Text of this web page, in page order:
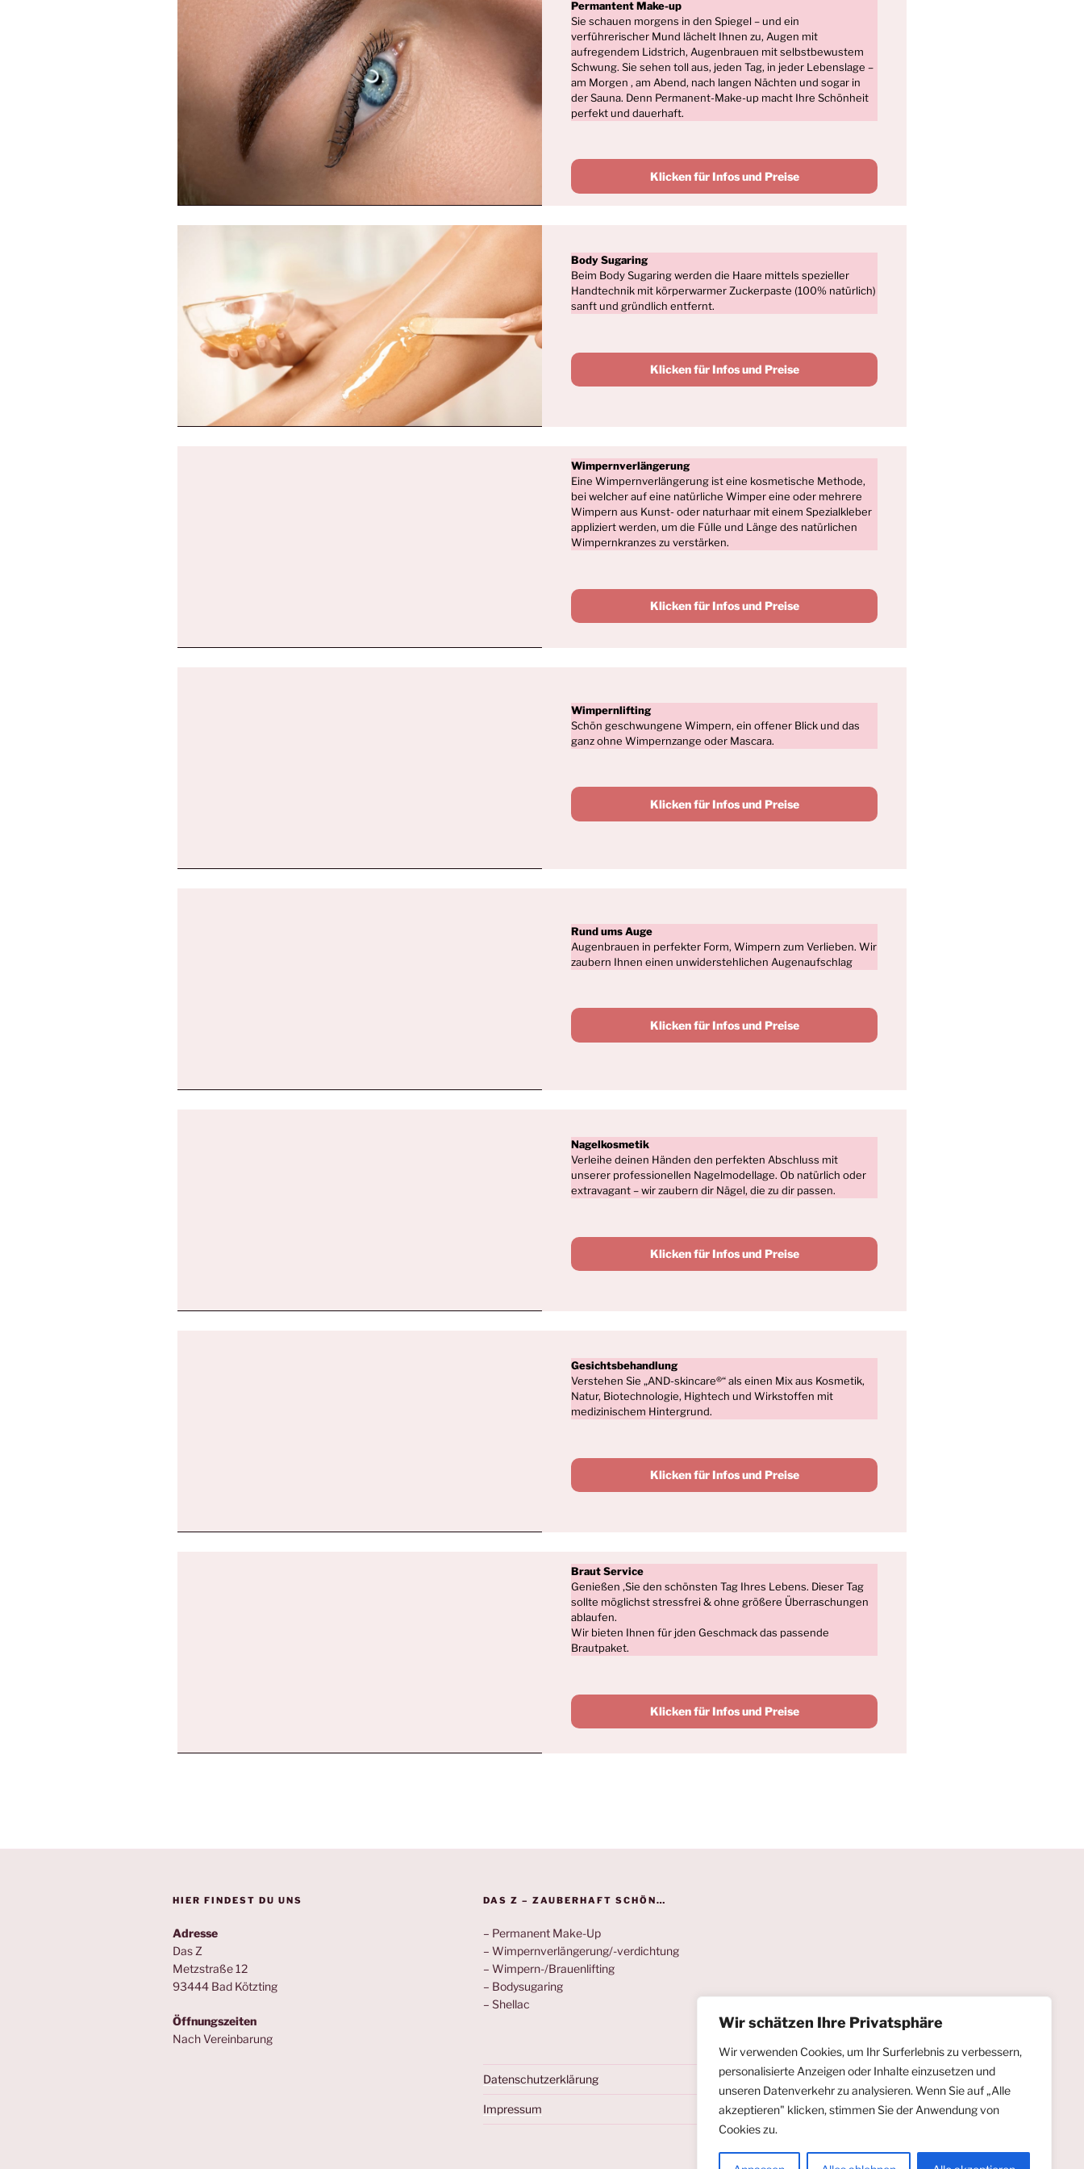
Wir schätzen Ihre Privatsphäre
Wir verwenden Cookies, um Ihr Surferlebnis zu verbessern,
personalisierte Anzeigen oder Inhalte einzusetzen und
unseren Datenverkehr zu analysieren. Wenn Sie auf „Alle
akzeptieren" klicken, stimmen Sie der Anwendung von
Cookies zu.
Permantent Make-up
Sie schauen morgens in den Spiegel – und ein
verführerischer Mund lächelt Ihnen zu, Augen mit
aufregendem Lidstrich, Augenbrauen mit selbstbewustem
Schwung. Sie sehen toll aus, jeden Tag, in jeder Lebenslage –
am Morgen , am Abend, nach langen Nächten und sogar in
der Sauna. Denn Permanent-Make-up macht Ihre Schönheit
perfekt und dauerhaft.
Klicken für Infos und Preise
Body Sugaring
Beim Body Sugaring werden die Haare mittels spezieller
Handtechnik mit körperwarmer Zuckerpaste (100% natürlich)
sanft und gründlich entfernt.
Klicken für Infos und Preise
Wimpernverlängerung
Eine Wimpernverlängerung ist eine kosmetische Methode,
bei welcher auf eine natürliche Wimper eine oder mehrere
Wimpern aus Kunst- oder naturhaar mit einem Spezialkleber
appliziert werden, um die Fülle und Länge des natürlichen
Wimpernkranzes zu verstärken.
Klicken für Infos und Preise
Wimpernlifting
Schön geschwungene Wimpern, ein offener Blick und das
ganz ohne Wimpernzange oder Mascara.
Klicken für Infos und Preise
Rund ums Auge
Augenbrauen in perfekter Form, Wimpern zum Verlieben. Wir
zaubern Ihnen einen unwiderstehlichen Augenaufschlag
Klicken für Infos und Preise
Nagelkosmetik
Verleihe deinen Händen den perfekten Abschluss mit
unserer professionellen Nagelmodellage. Ob natürlich oder
extravagant – wir zaubern dir Nägel, die zu dir passen.
Klicken für Infos und Preise
Gesichtsbehandlung
Verstehen Sie „AND-skincare®“ als einen Mix aus Kosmetik,
Natur, Biotechnologie, Hightech und Wirkstoffen mit
medizinischem Hintergrund.
Klicken für Infos und Preise
Braut Service
Genießen ‚Sie den schönsten Tag Ihres Lebens. Dieser Tag
sollte möglichst stressfrei & ohne größere Überraschungen
ablaufen.
Wir bieten Ihnen für jden Geschmack das passende
Brautpaket.
Klicken für Infos und Preise
HIER FINDEST DU UNS
Adresse
Das Z
Metzstraße 12
93444 Bad Kötzting
Öffnungszeiten
Nach Vereinbarung
DAS Z – ZAUBERHAFT SCHÖN…
– Permanent Make-Up
– Wimpernverlängerung/-verdichtung
– Wimpern-/Brauenlifting
– Bodysugaring
– Shellac
Datenschutzerklärung
Impressum